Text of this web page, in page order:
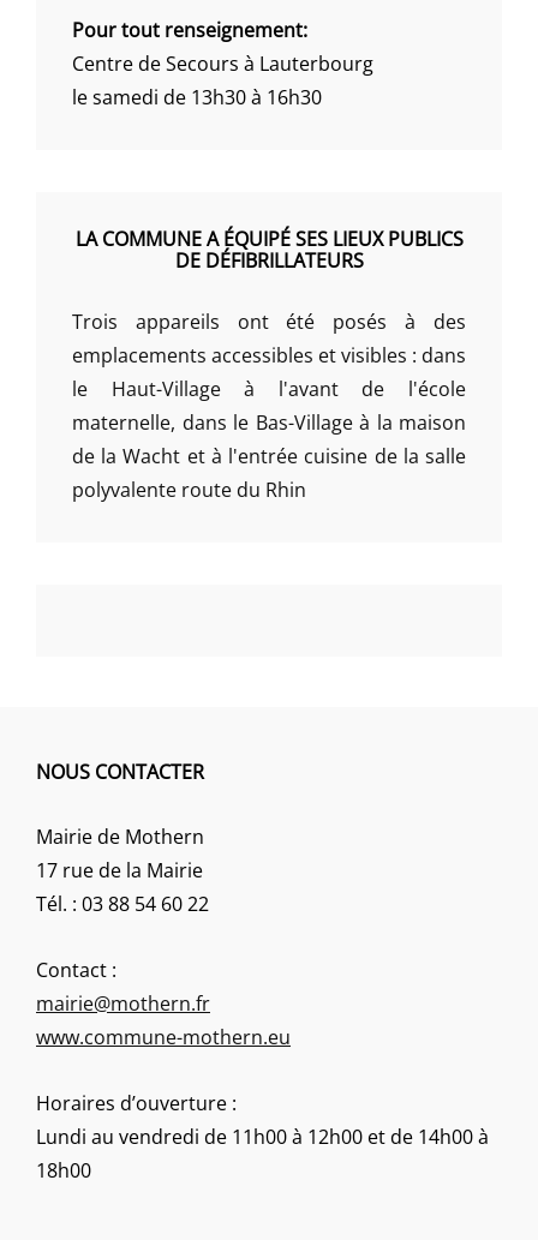
Pour tout renseignement:
Centre de Secours à Lauterbourg
le samedi de 13h30 à 16h30
LA COMMUNE A ÉQUIPÉ SES LIEUX PUBLICS
DE DÉFIBRILLATEURS
Trois appareils ont été posés à des
emplacements accessibles et visibles : dans
le Haut-Village à l'avant de l'école
maternelle, dans le Bas-Village à la maison
de la Wacht et à l'entrée cuisine de la salle
polyvalente route du Rhin
NOUS CONTACTER
Mairie de Mothern
17 rue de la Mairie
Tél. : 03 88 54 60 22
Contact :
mairie@mothern.fr
www.commune-mothern.eu
Horaires d’ouverture :
Lundi au vendredi de 11h00 à 12h00 et de 14h00 à
18h00